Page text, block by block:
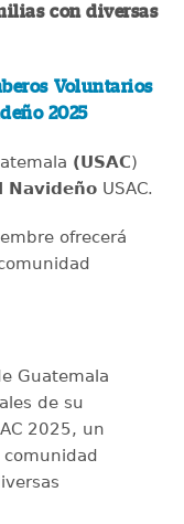
con diversas
Voluntarios
2025
(USAC)
NavideñoUSAC.
ofrecerá
Guatemala
de su
2025, un